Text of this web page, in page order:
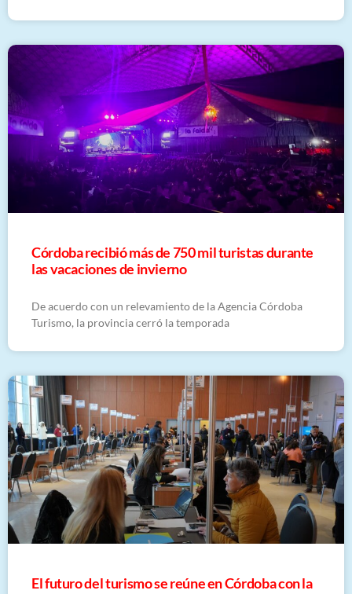
Córdoba recibió más de 750 mil turistas durante
las vacaciones de invierno
De acuerdo con un relevamiento de la Agencia Córdoba
Turismo, la provincia cerró la temporada
El futuro del turismo se reúne en Córdoba con la